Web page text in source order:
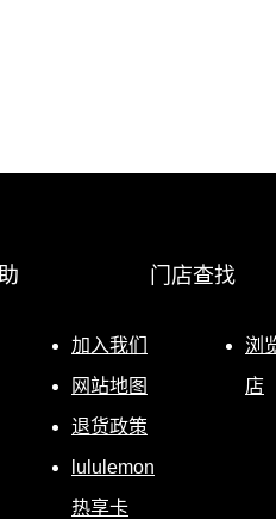
加入我们
网站地图
退货政策
lululemon
热享卡
门店查找
浏
店